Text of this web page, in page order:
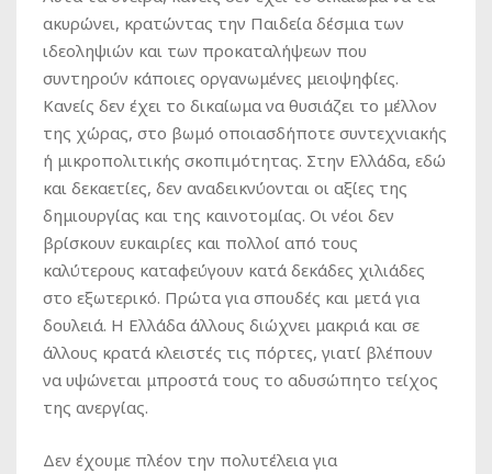
ακυρώνει, κρατώντας την Παιδεία δέσμια των
ιδεοληψιών και των προκαταλήψεων που
συντηρούν κάποιες οργανωμένες μειοψηφίες.
Κανείς δεν έχει το δικαίωμα να θυσιάζει το μέλλον
της χώρας, στο βωμό οποιασδήποτε συντεχνιακής
ή μικροπολιτικής σκοπιμότητας. Στην Ελλάδα, εδώ
και δεκαετίες, δεν αναδεικνύονται οι αξίες της
δημιουργίας και της καινοτομίας. Οι νέοι δεν
βρίσκουν ευκαιρίες και πολλοί από τους
καλύτερους καταφεύγουν κατά δεκάδες χιλιάδες
στο εξωτερικό. Πρώτα για σπουδές και μετά για
δουλειά. Η Ελλάδα άλλους διώχνει μακριά και σε
άλλους κρατά κλειστές τις πόρτες, γιατί βλέπουν
να υψώνεται μπροστά τους το αδυσώπητο τείχος
της ανεργίας.
Δεν έχουμε πλέον την πολυτέλεια για